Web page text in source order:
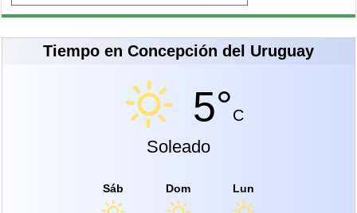
Tiempo en Concepción del Uruguay
5°C
Soleado
Sáb Dom Lun